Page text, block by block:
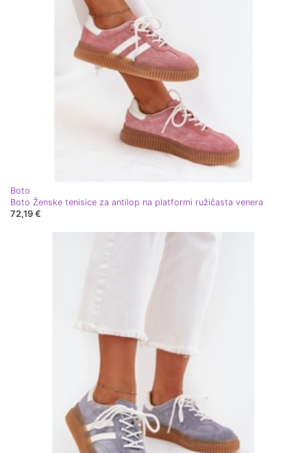
Boto
Boto Ženske tenisice za antilop na platformi ružičasta venera
72,19 €